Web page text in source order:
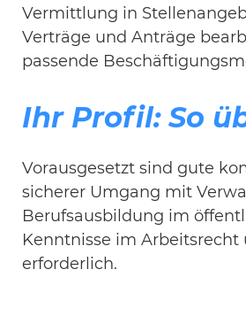
Vermittlung in
Verträge und Anträge
passende
Ihr Profil: So
Vorausgesetzt sind gute
sicherer Umgang mit
Berufsausbildung im
Kenntnisse im
erforderlich.